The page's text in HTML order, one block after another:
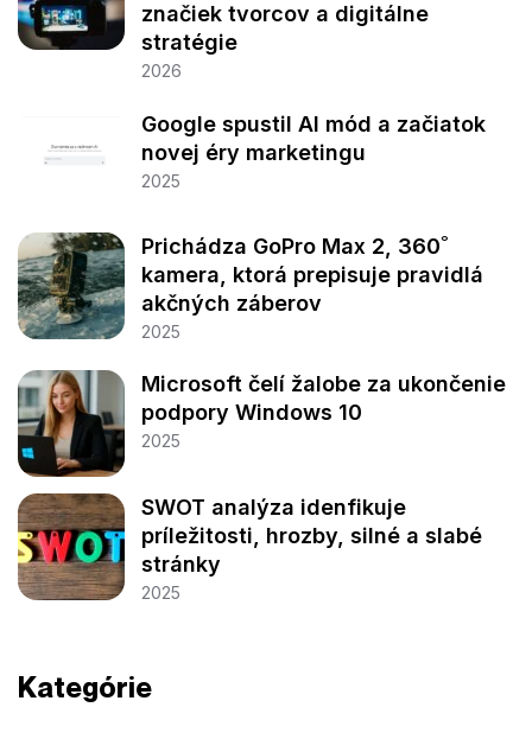
značiek tvorcov a digitálne
stratégie
2026
Google spustil AI mód a začiatok
novej éry marketingu
2025
Prichádza GoPro Max 2, 360˚
kamera, ktorá prepisuje pravidlá
akčných záberov
2025
Microsoft čelí žalobe za ukončenie
podpory Windows 10
2025
SWOT analýza idenfikuje
príležitosti, hrozby, silné a slabé
stránky
2025
Kategórie